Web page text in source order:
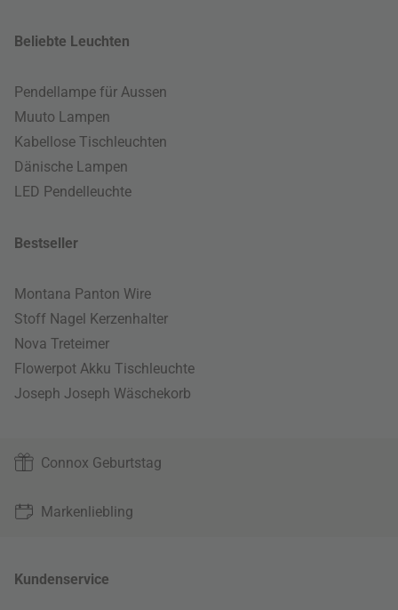
Beliebte Leuchten
Pendellampe für Aussen
Muuto Lampen
Kabellose Tischleuchten
Dänische Lampen
LED Pendelleuchte
Bestseller
Montana Panton Wire
Stoff Nagel Kerzenhalter
Nova Treteimer
Flowerpot Akku Tischleuchte
Joseph Joseph Wäschekorb
Connox Geburtstag
Markenliebling
Kundenservice